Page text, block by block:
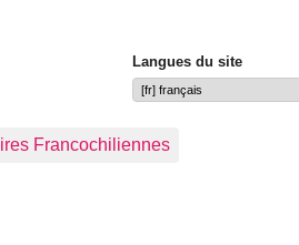
Langues du site
Francochiliennes